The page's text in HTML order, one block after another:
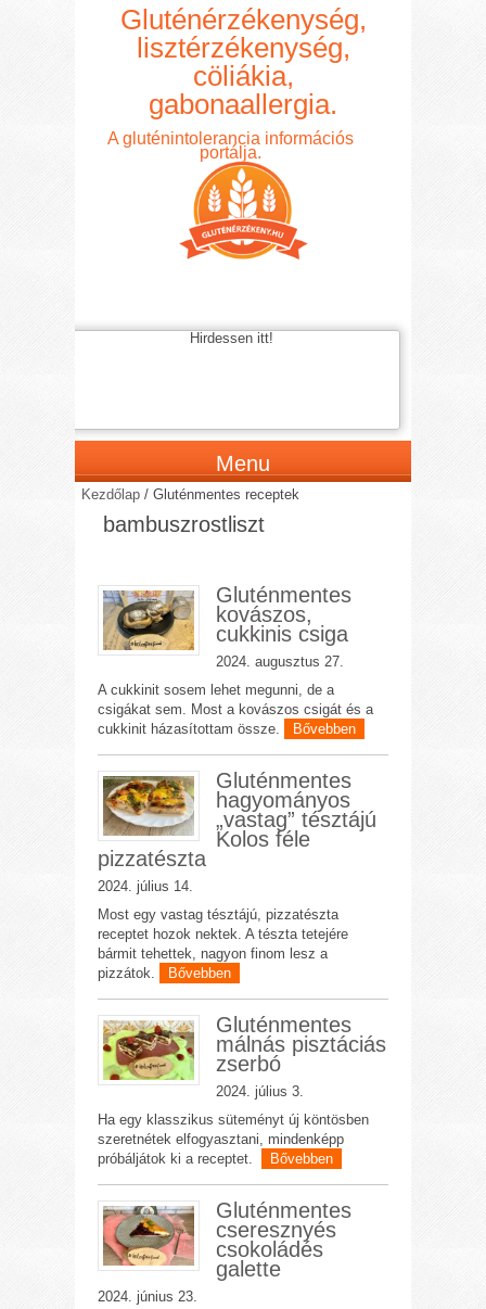
Gluténérzékenység,
lisztérzékenység,
cöliákia,
gabonaallergia.
A gluténintolerancia információs
portálja.
Hirdessen itt!
Menu
Kezdőlap /Gluténmentes receptek
bambuszrostliszt
Gluténmentes
kovászos,
cukkinis csiga
2024. augusztus 27.
A cukkinit sosem lehet megunni, de a
csigákat sem. Most a kovászos csigát és a
cukkinit házasítottam össze.
Bővebben
Gluténmentes
hagyományos
„vastag” tésztájú
Kolos féle
pizzatészta
2024. július 14.
Most egy vastag tésztájú, pizzatészta
receptet hozok nektek. A tészta tetejére
bármit tehettek, nagyon finom lesz a
pizzátok.
Bővebben
Gluténmentes
málnás pisztáciás
zserbó
2024. július 3.
Ha egy klasszikus süteményt új köntösben
szeretnétek elfogyasztani, mindenképp
próbáljátok ki a receptet.
Bővebben
Gluténmentes
cseresznyés
csokoládés
galette
2024. június 23.